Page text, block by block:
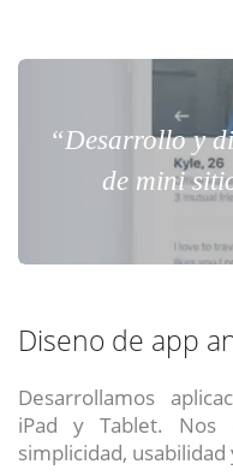
“Desarrollo y
de mini
Diseno de app
Desarrollamos
iPad y Tablet. Nos
simplicidad,